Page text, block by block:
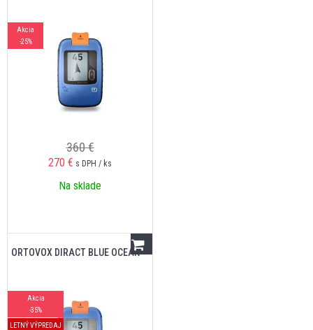
Akcia
-25%
360 €
270 € s DPH / ks
Na sklade
ORTOVOX DIRACT BLUE OCEAN
Akcia
-35%
LETNÝ VÝPREDAJ